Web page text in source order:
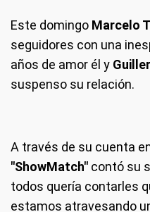
Este domingo Marcelo
seguidores con una
años de amor él y
suspenso su relación.
A través de su cuenta
"ShowMatch" contó su
todos quería contarles
estamos atravesando